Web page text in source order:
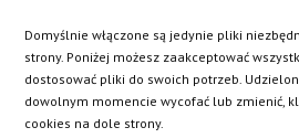
EN
Domyślnie włączone są jedynie pliki
strony. Poniżej możesz zaakceptować
dostosować pliki do swoich potrzeb.
dowolnym momencie wycofać lub zmienić,
cookies na dole strony.